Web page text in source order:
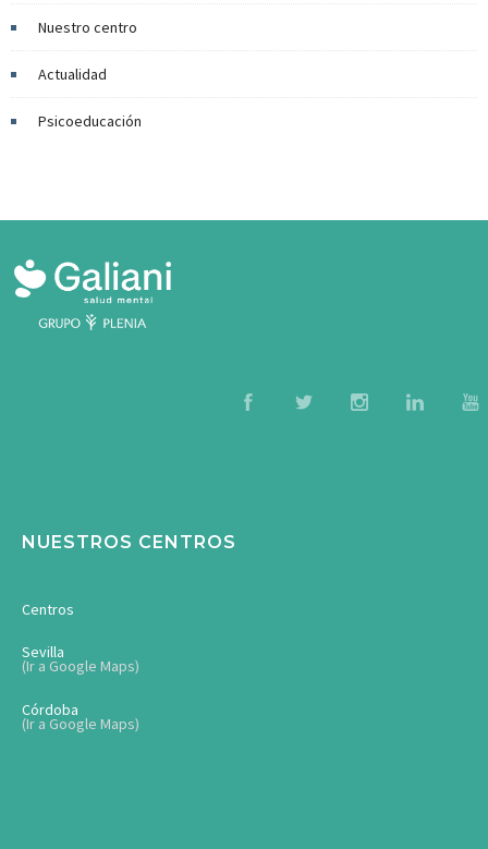
Nuestro centro
Actualidad
Psicoeducación
NUESTROS CENTROS
Centros
Sevilla
(Ir a Google Maps)
Córdoba
(Ir a Google Maps)